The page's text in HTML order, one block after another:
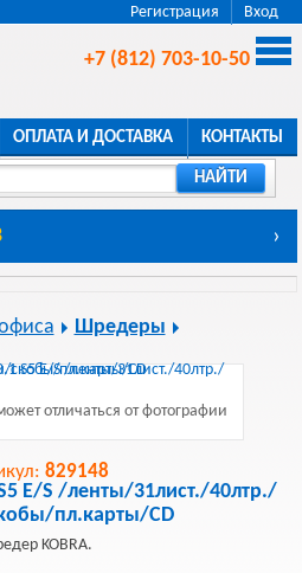
Регистрация Вход
+7 (812) 703-10-50
ОПЛАТА И ДОСТАВКА КОНТАКТЫ
НАЙТИ
›
Шредеры
отличаться от фотографии
829148
E/S /ленты/31лист./40лтр./
пл.карты/CD
KOBRA.